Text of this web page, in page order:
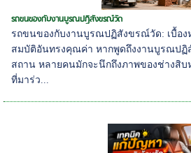
รถขนของกับงานบูรณปฏิสังขรณ์วัด
รถขนของกับงานบูรณปฏิสังขรณ์วัด: เบื้อง
สมบัติอันทรงคุณค่า หากพูดถึงงานบูรณป
สถาน หลายคนมักจะนึกถึงภาพของช่างสิ
ที่มาร่ว...